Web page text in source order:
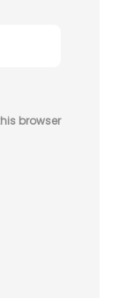
browser